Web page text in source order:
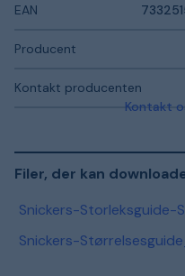
EAN
Producent
Kontakt producenten
Kontakt
Filer, der kan
Snickers-Storleksguide-
Snickers-